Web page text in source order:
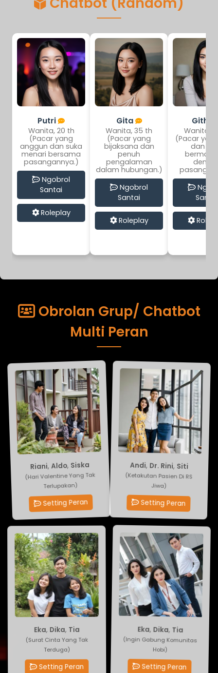
Putri
Wanita, 20 th
(Pacar yang
anggun dan suka
menari bersama
pasangannya.)
Ngobrol
Santai
Roleplay
Gita
Wanita, 35 th
(Pacar yang
bijaksana dan
penuh
pengalaman
dalam hubungan.)
Ngobrol
Santai
Roleplay
Githa
Wanita,
(Pacar
dan
Santai
Obrolan Grup/ Chatbot
Multi Peran
Riani, Aldo, Siska
(Hari Valentine Yang Tak
Terlupakan)
Setting Peran
Andi, Dr. Rini, Siti
(Ketakutan Pasien Di RS
Jiwa)
Setting Peran
Eka ,Dika ,Tia
(Surat Cinta Yang Tak
Terduga)
Setting Peran
Eka,Dika,Tia
(Ingin Gabung Komunitas
Hobi)
Setting Peran